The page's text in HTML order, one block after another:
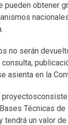
pueden obtener
no serán
asienta en la
Técnicas de
tendrá un valor